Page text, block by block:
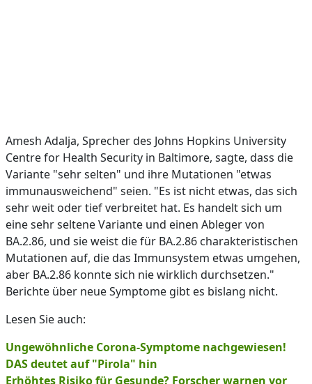
Amesh Adalja, Sprecher des Johns Hopkins University
Centre for Health Security in Baltimore, sagte, dass die
Variante "sehr selten" und ihre Mutationen "etwas
immunausweichend" seien. "Es ist nicht etwas, das sich
sehr weit oder tief verbreitet hat. Es handelt sich um
eine sehr seltene Variante und einen Ableger von
BA.2.86, und sie weist die für BA.2.86 charakteristischen
Mutationen auf, die das Immunsystem etwas umgehen,
aber BA.2.86 konnte sich nie wirklich durchsetzen."
Berichte über neue Symptome gibt es bislang nicht.
Lesen Sie auch:
Ungewöhnliche Corona-Symptome nachgewiesen!
DAS deutet auf "Pirola" hin
Erhöhtes Risiko für Gesunde? Forscher warnen vor